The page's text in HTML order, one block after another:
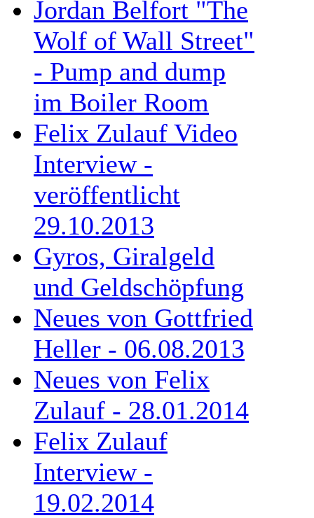
Jordan Belfort "The
Wolf of Wall Street"
- Pump and dump
im Boiler Room
Felix Zulauf Video
Interview -
veröffentlicht
29.10.2013
Gyros, Giralgeld
und Geldschöpfung
Neues von Gottfried
Heller - 06.08.2013
Neues von Felix
Zulauf - 28.01.2014
Felix Zulauf
Interview -
19.02.2014